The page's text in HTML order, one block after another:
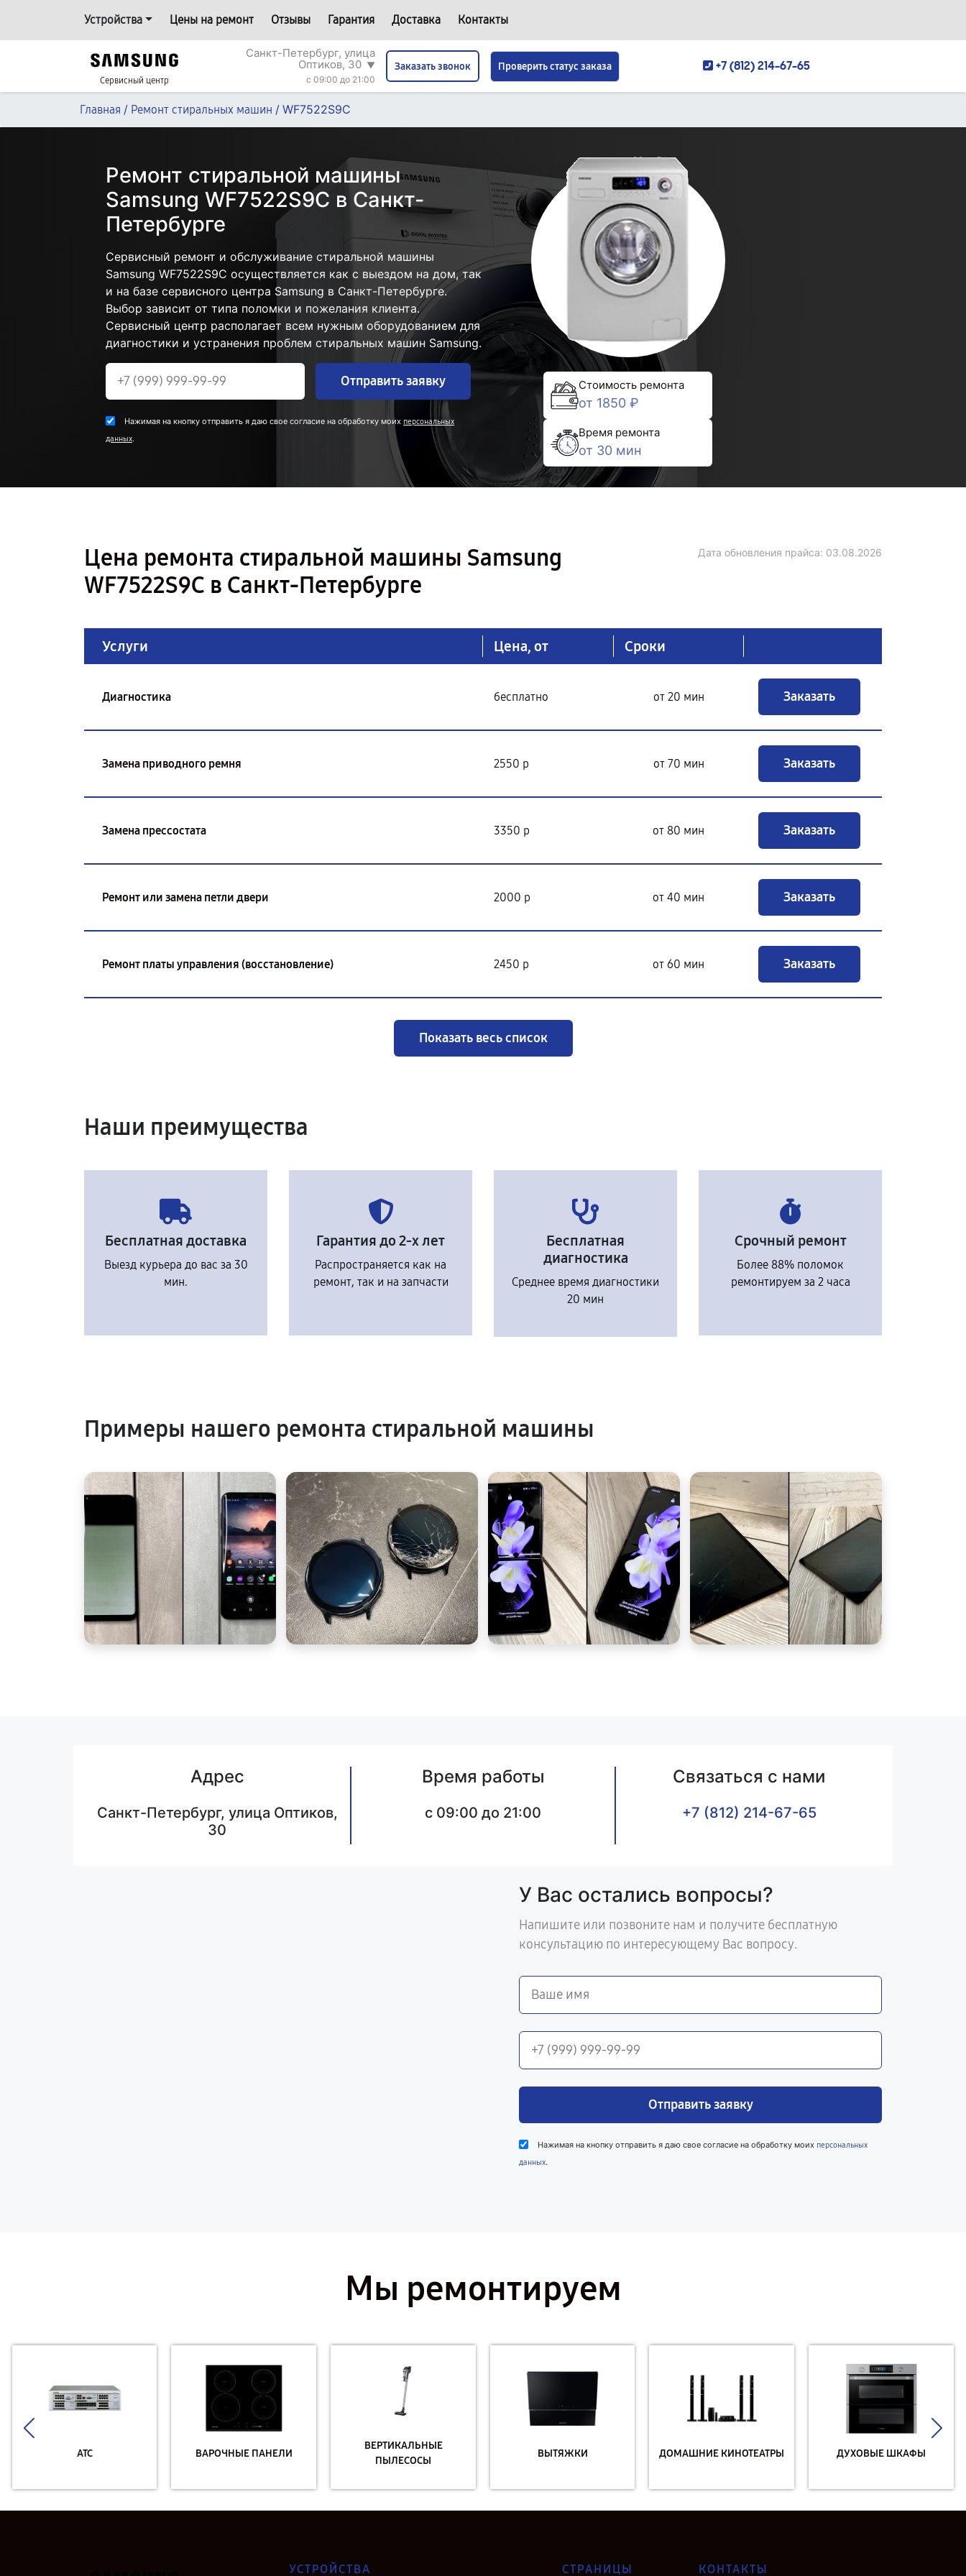
Устройства Цены на ремонт Отзывы Гарантия Доставка Контакты
Сервисный центр
Санкт-Петербург, улица
Оптиков, 30 ▼
c 09:00 до 21:00
Заказать звонок Проверить статус заказа +7 (812) 214-67-65
Главная / Ремонт стиральных машин / WF7522S9C
Ремонт стиральной машины
Samsung WF7522S9C в Санкт-
Петербурге
Сервисный ремонт и обслуживание стиральной машины
Samsung WF7522S9C осуществляется как с выездом на дом, так
и на базе сервисного центра Samsung в Санкт-Петербурге.
Выбор зависит от типа поломки и пожелания клиента.
Сервисный центр располагает всем нужным оборудованием для
диагностики и устранения проблем стиральных машин Samsung.
Отправить заявку
Нажимая на кнопку отправить я даю свое согласие на обработку моих персональных
данных.
Стоимость ремонта
от 1850 ₽
Время ремонта
от 30 мин
Цена ремонта стиральной машины Samsung
WF7522S9C в Санкт-Петербурге
Дата обновления прайса: 03.08.2026
Услуги Цена, от Сроки
Диагностика бесплатно от 20 мин Заказать
Замена приводного ремня 2550 р от 70 мин Заказать
Замена прессостата 3350 р от 80 мин Заказать
Ремонт или замена петли двери 2000 р от 40 мин Заказать
Ремонт платы управления (восстановление) 2450 р от 60 мин Заказать
Показать весь список
Наши преимущества
Бесплатная доставка
Выезд курьера до вас за 30
мин.
Гарантия до 2-х лет
Распространяется как на
ремонт, так и на запчасти
Бесплатная
диагностика
Среднее время диагностики
20 мин
Срочный ремонт
Более 88% поломок
ремонтируем за 2 часа
Примеры нашего ремонта стиральной машины
Адрес
Санкт-Петербург, улица Оптиков,
30
Время работы
c 09:00 до 21:00
Связаться с нами
+7 (812) 214-67-65
У Вас остались вопросы?
Напишите или позвоните нам и получите бесплатную
консультацию по интересующему Вас вопросу.
Отправить заявку
Нажимая на кнопку отправить я даю свое согласие на обработку моих персональных
данных.
Мы ремонтируем
АТС ВАРОЧНЫЕ ПАНЕЛИ
ВЕРТИКАЛЬНЫЕ
ПЫЛЕСОСЫ
ВЫТЯЖКИ ДОМАШНИЕ КИНОТЕАТРЫ ДУХОВЫЕ ШКАФЫ
УСТРОЙСТВА СТРАНИЦЫ КОНТАКТЫ